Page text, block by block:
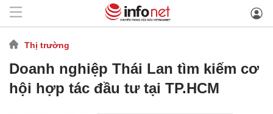
Thị trường
Doanh nghiệp Thái Lan tìm kiếm cơ
hội hợp tác đầu tư tại TP.HCM